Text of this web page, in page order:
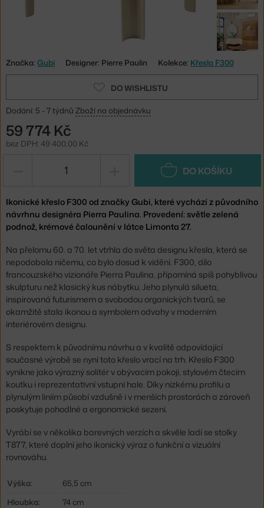
Značka: Gubi Designer: Pierre Paulin Kolekce: Křesla F300
DO WISHLISTU
Dodání: 5 - 7 týdnů Zboží na objednávku
59 774 Kč
bez DPH: 49 400,00 Kč
DO KOŠÍKU
Ikonické křeslo F300 od značky Gubi, které vychází z původního
návrhnu designéra Pierra Paulina. Provedení: světle zelená
podnož, krémové čalounění v látce Limonta 27.
Na přelomu 60. a 70. let vtrhla do světa designu křesla, která se
nepodobala ničemu, co bylo dosud k vidění. F300, dílo
francouzského vizionáře Pierra Paulina, připomíná spíš pohyblivou
skulpturu než klasický kus nábytku. Jeho plynulá silueta,
inspirovaná futurismem a svobodou organických tvarů, se
okamžitě stala ikonou a symbolem odvahy v moderním
interiérovém designu.
S respektem k původnímu návrhu a v kvalitě odpovídající
současné výrobě se nyní toto křeslo vrací na trh. Křeslo F300
vynikne jako výrazný solitér v obývacím pokoji, stylovém čtecím
koutku i reprezentativní vstupní hale. Díky nízkému profilu a
plynulým liniím působí vzdušně i v menších prostorách a zároveň
poskytuje pohodlné a ergonomické sezení.
Vyrábí se v několika barevných verzích a skvěle ladí se stolky
T877, které doplní jeho ikonický výraz o funkční a vizuální
rovnováhu.
Výška:
65,5 cm
Hloubka:
74 cm